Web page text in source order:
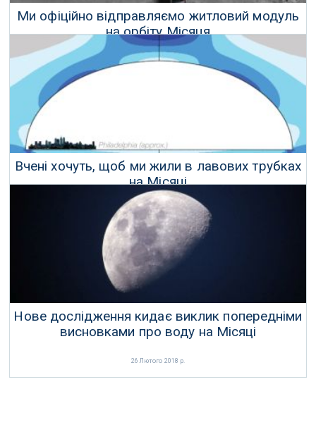
Ми офіційно відправляємо житловий модуль
на орбіту Місяця
26 Жовтня 2017 р.
Вчені хочуть, щоб ми жили в лавових трубках
на Місяці
20 Жовтня 2017 р.
Нове дослідження кидає виклик попередніми
висновками про воду на Місяці
26 Лютого 2018 р.